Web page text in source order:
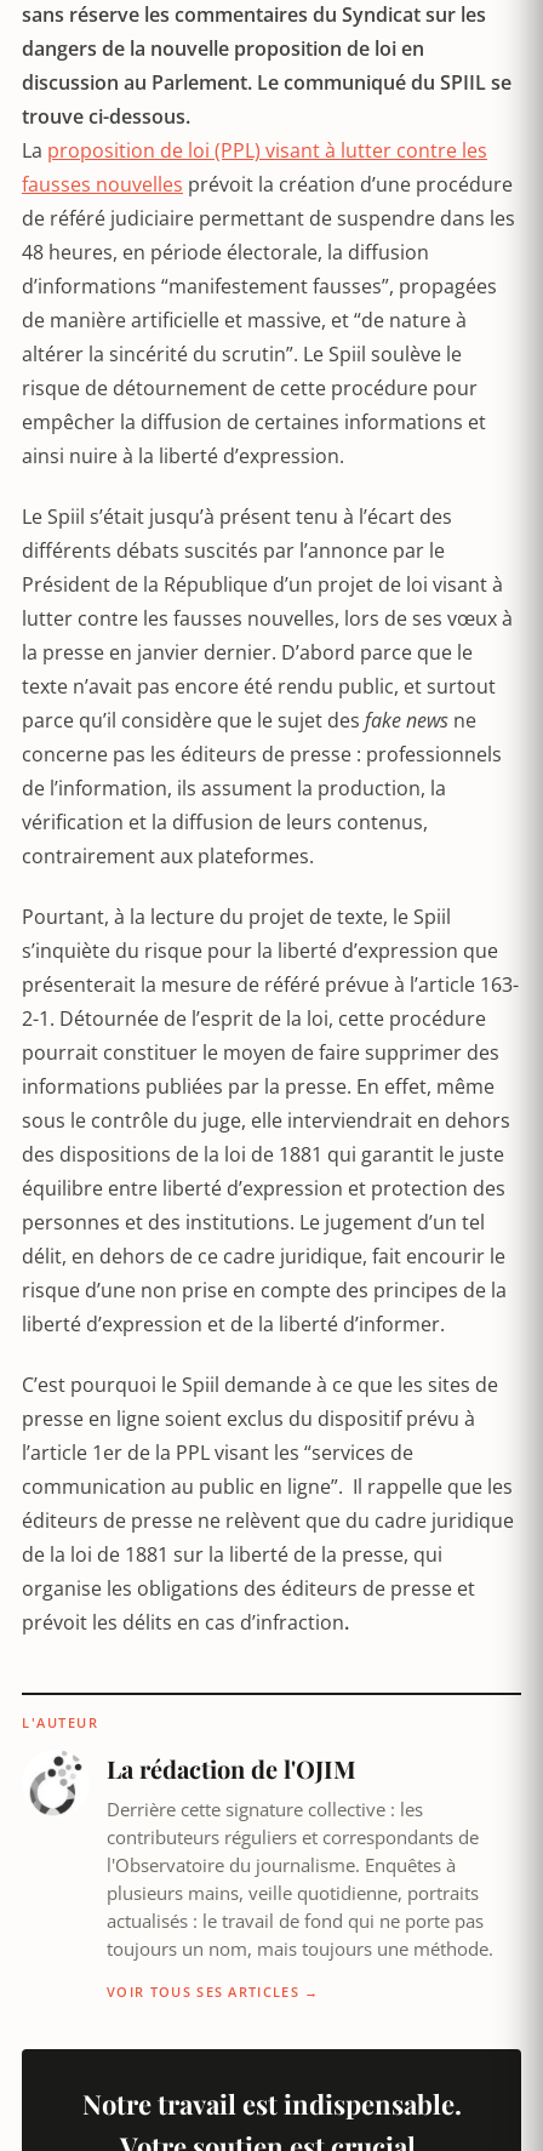
sans réserve les commentaires du Syndicat sur les
dangers de la nouvelle proposition de loi en
discussion au Parlement. Le communiqué du SPIIL se
trouve ci-dessous.
La proposition de loi (PPL) visant à lutter contre les
fausses nouvelles prévoit la création d’une procédure
de référé judiciaire permettant de suspendre dans les
48 heures, en période électorale, la diffusion
d’informations “manifestement fausses”, propagées
de manière artificielle et massive, et “de nature à
altérer la sincérité du scrutin”. Le Spiil soulève le
risque de détournement de cette procédure pour
empêcher la diffusion de certaines informations et
ainsi nuire à la liberté d’expression.
Le Spiil s’était jusqu’à présent tenu à l’écart des
différents débats suscités par l’annonce par le
Président de la République d’un projet de loi visant à
lutter contre les fausses nouvelles, lors de ses vœux à
la presse en janvier dernier. D’abord parce que le
texte n’avait pas encore été rendu public, et surtout
parce qu’il considère que le sujet des fake news ne
concerne pas les éditeurs de presse : professionnels
de l’information, ils assument la production, la
vérification et la diffusion de leurs contenus,
contrairement aux plateformes.
Pourtant, à la lecture du projet de texte, le Spiil
s’inquiète du risque pour la liberté d’expression que
présenterait la mesure de référé prévue à l’article 163-
2-1. Détournée de l’esprit de la loi, cette procédure
pourrait constituer le moyen de faire supprimer des
informations publiées par la presse. En effet, même
sous le contrôle du juge, elle interviendrait en dehors
des dispositions de la loi de 1881 qui garantit le juste
équilibre entre liberté d’expression et protection des
personnes et des institutions. Le jugement d’un tel
délit, en dehors de ce cadre juridique, fait encourir le
risque d’une non prise en compte des principes de la
liberté d’expression et de la liberté d’informer.
C’est pourquoi le Spiil demande à ce que les sites de
presse en ligne soient exclus du dispositif prévu à
l’article 1er de la PPL visant les “services de
communication au public en ligne”. Il rappelle que les
éditeurs de presse ne relèvent que du cadre juridique
de la loi de 1881 sur la liberté de la presse, qui
organise les obligations des éditeurs de presse et
prévoit les délits en cas d’infraction.
L'AUTEUR
La rédaction de l'OJIM
Derrière cette signature collective : les
contributeurs réguliers et correspondants de
l'Observatoire du journalisme. Enquêtes à
plusieurs mains, veille quotidienne, portraits
actualisés : le travail de fond qui ne porte pas
toujours un nom, mais toujours une méthode.
VOIR TOUS SES ARTICLES →
Notre travail est indispensable.